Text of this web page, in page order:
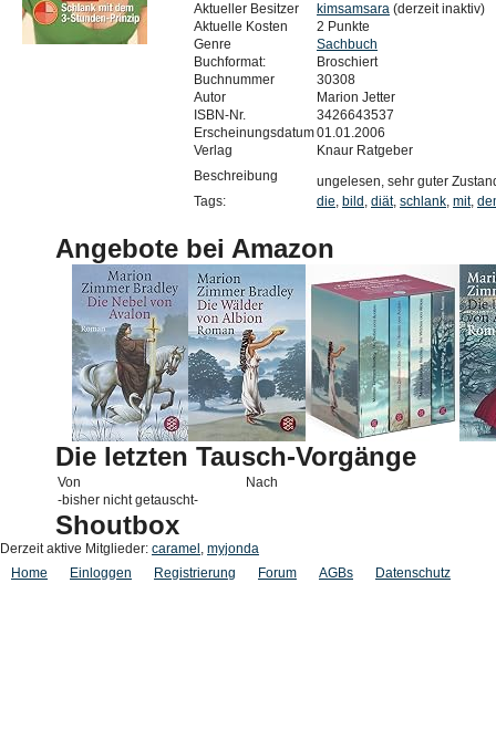
Aktueller Besitzer
kimsamsara (derzeit inaktiv)
Aktuelle Kosten
2 Punkte
Genre
Sachbuch
Buchformat:
Broschiert
Buchnummer
30308
Autor
Marion Jetter
ISBN-Nr.
3426643537
Erscheinungsdatum01.01.2006
Verlag
Knaur Ratgeber
Beschreibung
ungelesen, sehr guter
Tags:
die, bild , diät, schlank, mit,
Angebote bei Amazon
Die letzten Tausch-Vorgänge
Von
Nach
-bisher nicht getauscht-
Shoutbox
Derzeit aktive Mitglieder: caramel , myjonda
Home
Einloggen Registrierung Forum AGBs Datenschutz